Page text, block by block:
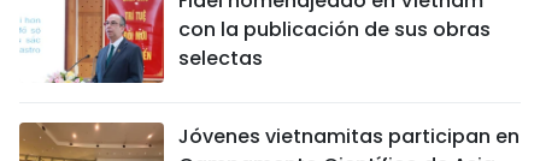
con la publicación de sus obras
selectas
Jóvenes vietnamitas participan en